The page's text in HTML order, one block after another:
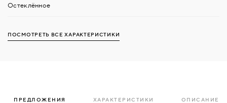
Остеклённое
ПОСМОТРЕТЬ ВСЕ ХАРАКТЕРИСТИКИ
ПРЕДЛОЖЕНИЯ ХАРАКТЕРИСТИКИ ОПИСАНИЕ